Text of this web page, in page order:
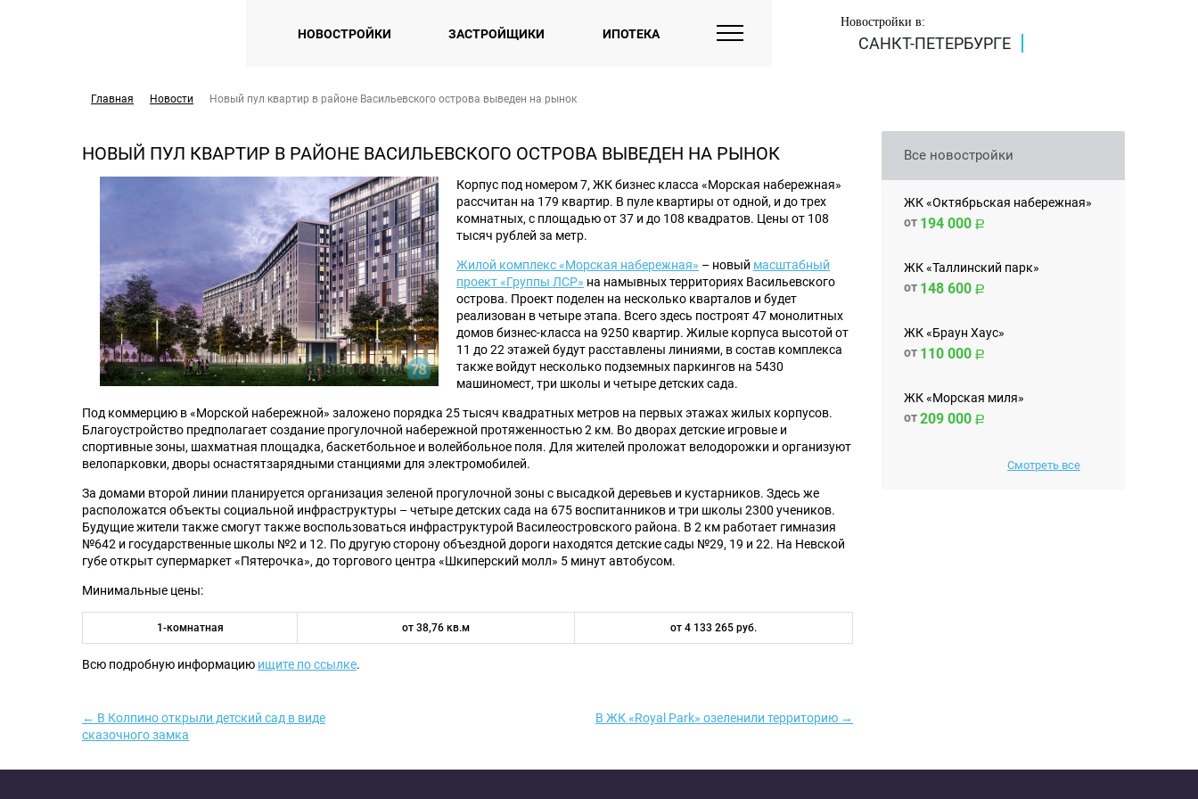
НОВОСТРОЙКИ ЗАСТРОЙЩИКИ ИПОТЕКА
Новостройки в:
САНКТ-ПЕТЕРБУРГЕ
Главная Новости Новый пул квартир в районе Васильевского острова выведен на рынок
НОВЫЙ ПУЛ КВАРТИР В РАЙОНЕ ВАСИЛЬЕВСКОГО ОСТРОВА ВЫВЕДЕН НА РЫНОК
Корпус под номером 7, ЖК бизнес класса «Морская набережная»
рассчитан на 179 квартир. В пуле квартиры от одной, и до трех
комнатных, с площадью от 37 и до 108 квадратов. Цены от 108
тысяч рублей за метр.
Жилой комплекс «Морская набережная» – новый масштабный
проект «Группы ЛСР» на намывных территориях Васильевского
острова. Проект поделен на несколько кварталов и будет
реализован в четыре этапа. Всего здесь построят 47 монолитных
домов бизнес-класса на 9250 квартир. Жилые корпуса высотой от
11 до 22 этажей будут расставлены линиями, в состав комплекса
также войдут несколько подземных паркингов на 5430
машиномест, три школы и четыре детских сада.
Под коммерцию в «Морской набережной» заложено порядка 25 тысяч квадратных метров на первых этажах жилых корпусов.
Благоустройство предполагает создание прогулочной набережной протяженностью 2 км. Во дворах детские игровые и
спортивные зоны, шахматная площадка, баскетбольное и волейбольное поля. Для жителей проложат велодорожки и организуют
велопарковки, дворы оснастятзарядными станциями для электромобилей.
За домами второй линии планируется организация зеленой прогулочной зоны с высадкой деревьев и кустарников. Здесь же
расположатся объекты социальной инфраструктуры – четыре детских сада на 675 воспитанников и три школы 2300 учеников.
Будущие жители также смогут также воспользоваться инфраструктурой Василеостровского района. В 2 км работает гимназия
№642 и государственные школы №2 и 12. По другую сторону объездной дороги находятся детские сады №29, 19 и 22. На Невской
губе открыт супермаркет «Пятерочка», до торгового центра «Шкиперский молл» 5 минут автобусом.
Минимальные цены:
1-комнатная от 38,76 кв.м от 4 133 265 руб.
Всю подробную информацию ищите по ссылке.
← В Колпино открыли детский сад в виде
сказочного замка
В ЖК «Royal Park» озеленили территорию →
Все новостройки
ЖК «Октябрьская набережная»
от 194 000
ЖК «Таллинский парк»
от 148 600
ЖК «Браун Хаус»
от 110 000
ЖК «Морская миля»
от209 000
Смотреть все